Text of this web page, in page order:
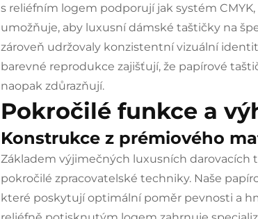
s reliéfním logem podporují jak systém
umožňuje, aby luxusní dámské taštičky na
zároveň udržovaly konzistentní vizuální
barevné reprodukce zajišťují, že papírové
naopak zdůrazňují.
Pokročilé funkce a
Konstrukce z prémiového
Základem výjimečných luxusních darovacích
pokročilé zpracovatelské techniky. Naše
které poskytují optimální poměr pevnosti a